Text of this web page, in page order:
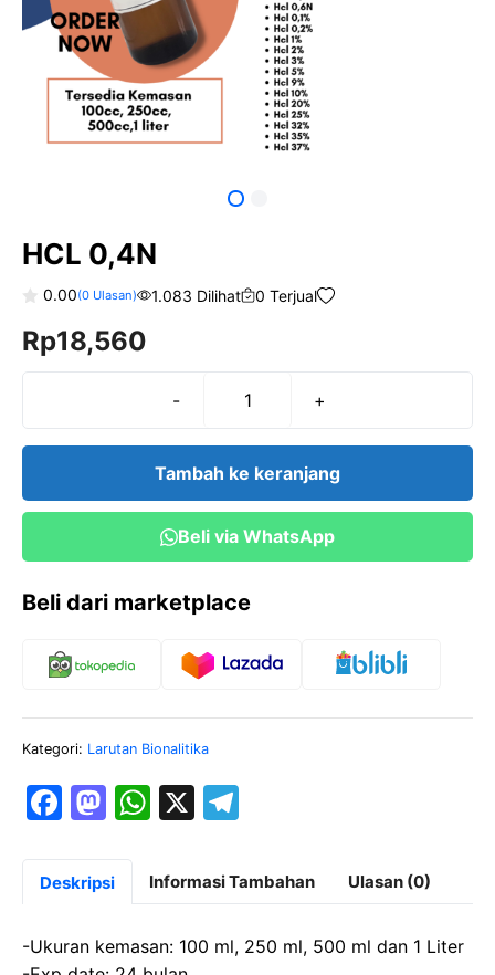
HCL 0,4N
o
u
0.00(0Ulasan) 1.083 Dilihat 0 Terjual
Rp18,560
-
Kuantitas
0,4N
+
Tambah ke keranjang
Beli via WhatsApp
Beli dari marketplace
Kategori: Larutan Bionalitika
F
c
b
M
st
d
W
at
s
A
X
e
gr
a
Deskripsi Informasi Tambahan Ulasan (0)
-Ukuran kemasan: 100 ml, 250 ml, 500 ml dan 1 Liter